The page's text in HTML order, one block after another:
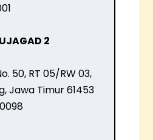
2
50, RT 05/RW 03,
Jawa Timur 61453